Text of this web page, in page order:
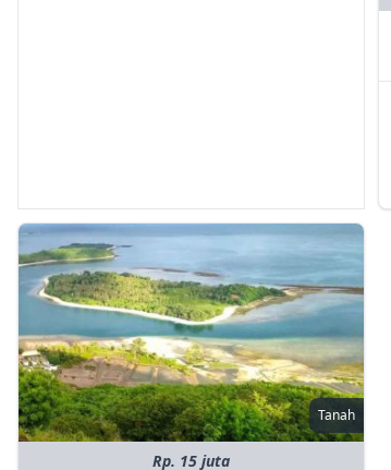
Tanah
Rp. 15 juta